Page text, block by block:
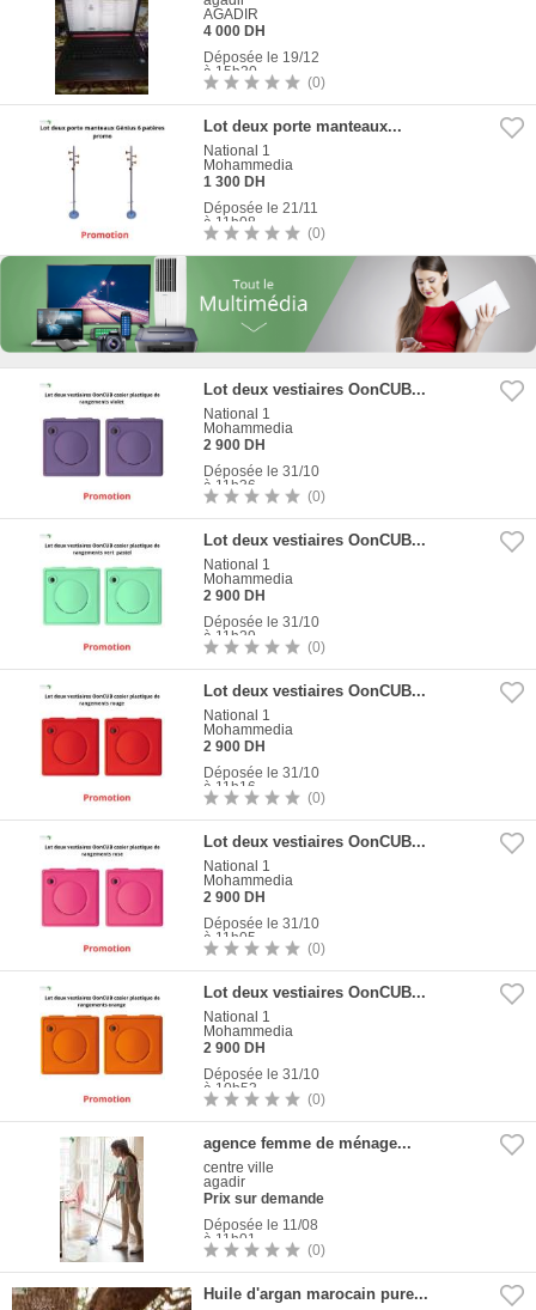
Déposée le 19/12
à 15h30
AGADIR
4 000 DH
(0)
Lot deux porte manteaux...
Déposée le 21/11
à 11h08
National 1
Mohammedia
1 300 DH
(0)
Lot deux vestiaires OonCUB...
Déposée le 31/10
à 11h36
National 1
Mohammedia
2 900 DH
(0)
Lot deux vestiaires OonCUB...
Déposée le 31/10
à 11h29
National 1
Mohammedia
2 900 DH
(0)
Lot deux vestiaires OonCUB...
Déposée le 31/10
à 11h16
National 1
Mohammedia
2 900 DH
(0)
Lot deux vestiaires OonCUB...
Déposée le 31/10
à 11h05
National 1
Mohammedia
2 900 DH
(0)
Lot deux vestiaires OonCUB...
Déposée le 31/10
à 10h53
National 1
Mohammedia
2 900 DH
(0)
agence femme de ménage...
Déposée le 11/08
à 11h01
centre ville
agadir
Prix sur demande
(0)
Huile d'argan marocain pure...